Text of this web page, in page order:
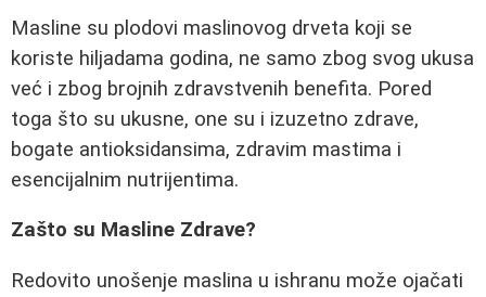
Masline su plodovi maslinovog drveta koji se
koriste hiljadama godina, ne samo zbog svog ukusa
već i zbog brojnih zdravstvenih benefita. Pored
toga što su ukusne, one su i izuzetno zdrave,
bogate antioksidansima, zdravim mastima i
esencijalnim nutrijentima.
Zašto su Masline Zdrave?
Redovito unošenje maslina u ishranu može ojačati